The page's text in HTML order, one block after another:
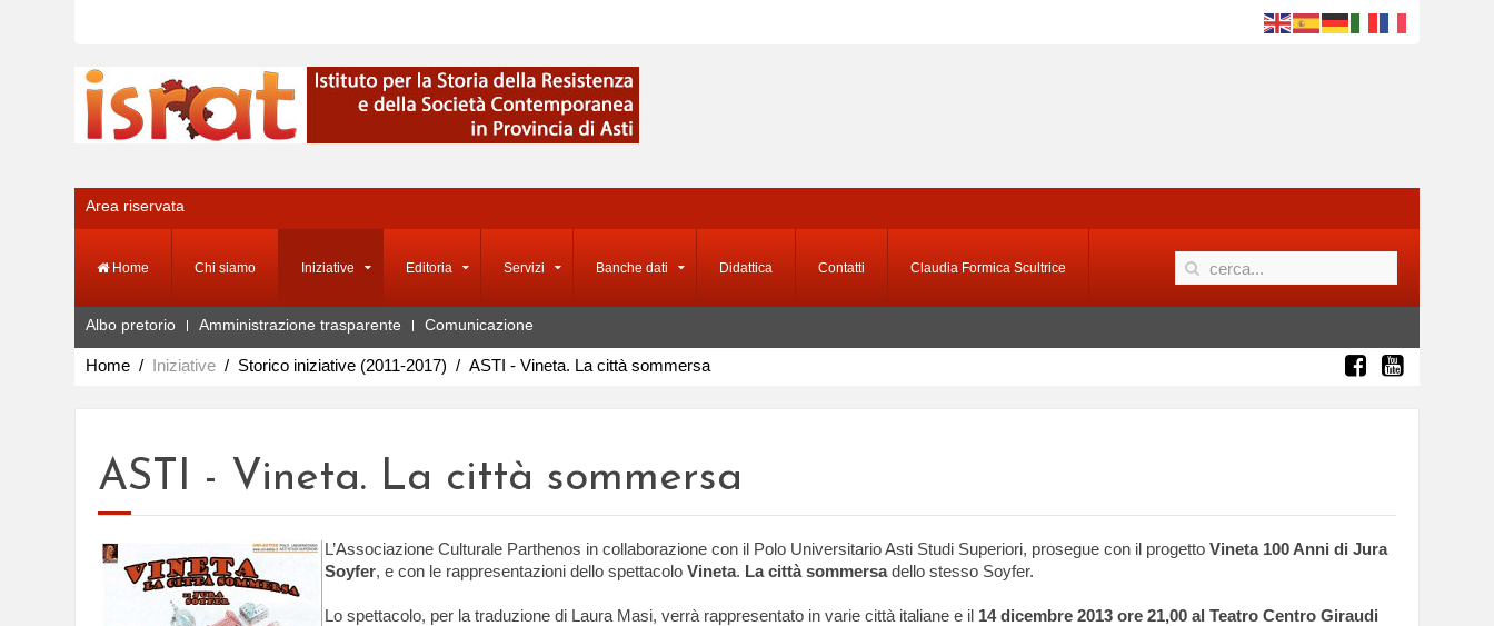
Area riservata
Home Chi siamo Iniziative Editoria Servizi Banche dati Didattica Contatti Claudia Formica Scultrice
Albo pretorio Amministrazione trasparente Comunicazione
Home Iniziative Storico iniziative (2011-2017) ASTI - Vineta. La città sommersa
ASTI - Vineta. La città sommersa
L’Associazione Culturale Parthenos in collaborazione con il Polo Universitario Asti Studi Superiori, prosegue con il progetto Vineta 100 Anni di Jura
Soyfer, e con le rappresentazioni dello spettacolo Vineta. La città sommersadello stesso Soyfer.
Lo spettacolo, per la traduzione di Laura Masi, verrà rappresentato in varie città italiane e il 14 dicembre 2013 ore 21,00 al Teatro Centro Giraudi